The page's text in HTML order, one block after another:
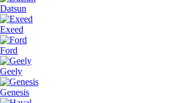
Datsun
Exeed
Ford
Geely
Genesis